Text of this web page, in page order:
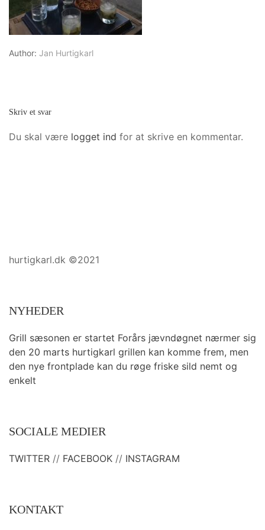
Author: Jan Hurtigkarl
Skriv et svar
Du skal være logget ind for at skrive en kommentar.
hurtigkarl.dk ©2021
NYHEDER
Grill sæsonen er startet Forårs jævndøgnet nærmer sig
den 20 marts hurtigkarl grillen kan komme frem, men
den nye frontplade kan du røge friske sild nemt og
enkelt
SOCIALE MEDIER
TWITTER // FACEBOOK // INSTAGRAM
KONTAKT